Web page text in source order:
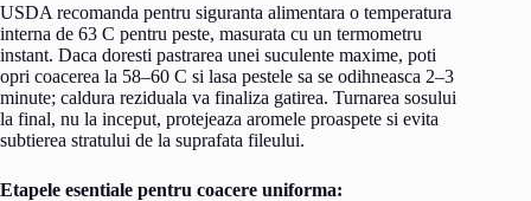
USDA recomanda pentru siguranta alimentara o temperatura
interna de 63 C pentru peste, masurata cu un termometru
instant. Daca doresti pastrarea unei suculente maxime, poti
opri coacerea la 58–60 C si lasa pestele sa se odihneasca 2–3
minute; caldura reziduala va finaliza gatirea. Turnarea sosului
la final, nu la inceput, protejeaza aromele proaspete si evita
subtierea stratului de la suprafata fileului.
Etapele esentiale pentru coacere uniforma: